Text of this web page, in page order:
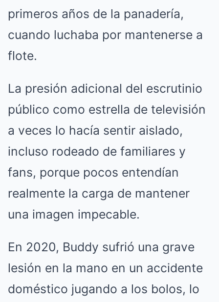
primeros años de la panadería,
cuando luchaba por mantenerse a
flote.
La presión adicional del escrutinio
público como estrella de televisión
a veces lo hacía sentir aislado,
incluso rodeado de familiares y
fans, porque pocos entendían
realmente la carga de mantener
una imagen impecable.
En 2020, Buddy sufrió una grave
lesión en la mano en un accidente
doméstico jugando a los bolos, lo